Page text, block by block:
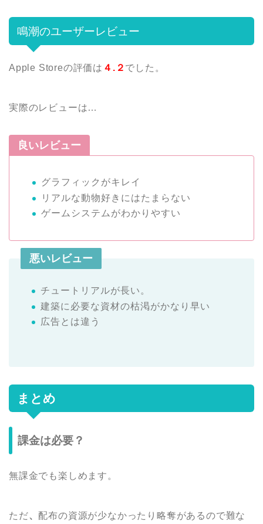
鳴潮のユーザーレビュー
Apple Storeの評価は ４ .２ でした。
実際のレビューは…
良いレビュー
グラフィックがキレイ
リアルな動物好きにはたまらない
ゲームシステムがわかりやすい
悪いレビュー
チュートリアルが長い。
建築に必要な資材の枯渇がかなり早い
広告とは違う
まとめ
課金は必要？
無課金でも楽しめます。
ただ、 配布の資源が少なかったり略奪があるので難な